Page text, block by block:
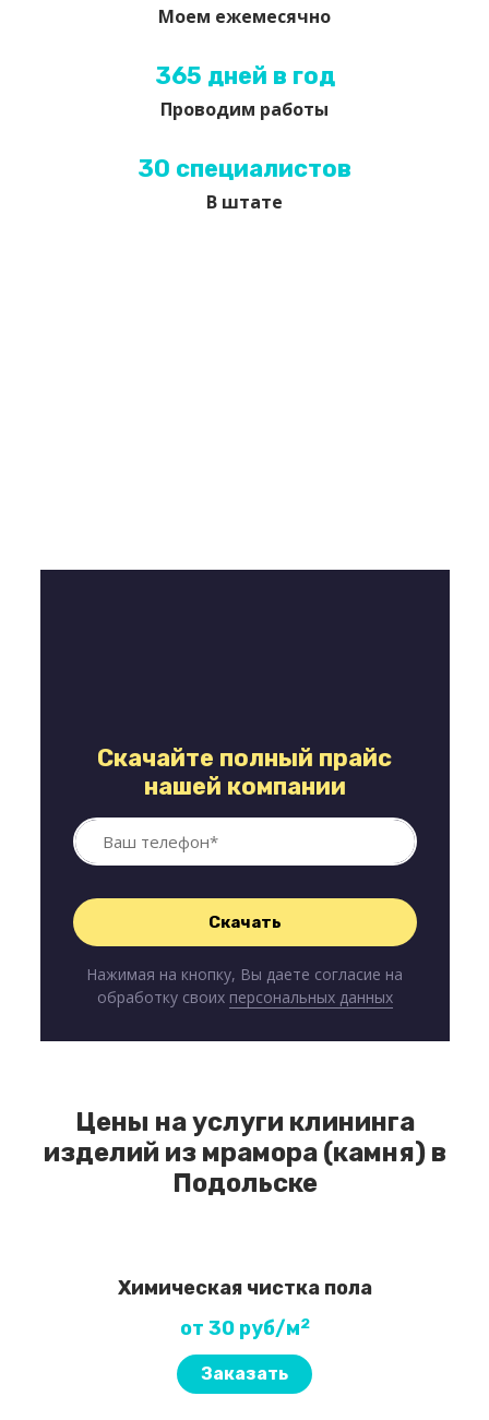
Моем ежемесячно
365 дней в год
Проводим работы
30 специалистов
В штате
Скачайте полный прайс
нашей компании
Нажимая на кнопку, Вы даете согласие на
обработку своих персональных данных
Цены на услуги клининга
изделий из мрамора (камня) в
Подольске
Химическая чистка пола
от 30 руб/м2
Заказать